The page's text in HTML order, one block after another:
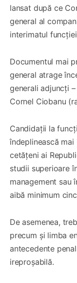
lansat după ce
general al
interimatul
Documentul mai
general atrage
generali adjuncți
Cornel Ciobanu
Candidații la
îndeplinească
cetățeni ai
studii superioare
management sau
aibă minimum
De asemenea,
precum și limba
antecedente
ireproșabilă.